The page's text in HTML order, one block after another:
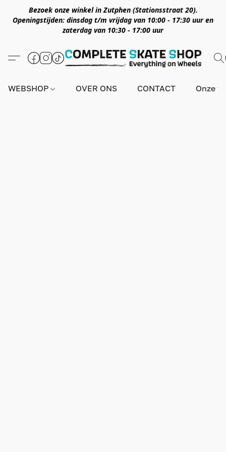
Bezoek onze winkel in Zutphen (Stationsstraat 20).
Openingstijden: dinsdag t/m vrijdag van 10:00 - 17:30 uur en
zaterdag van 10:30 - 17:00 uur
WEBSHOP OVER ONS CONTACT Onze